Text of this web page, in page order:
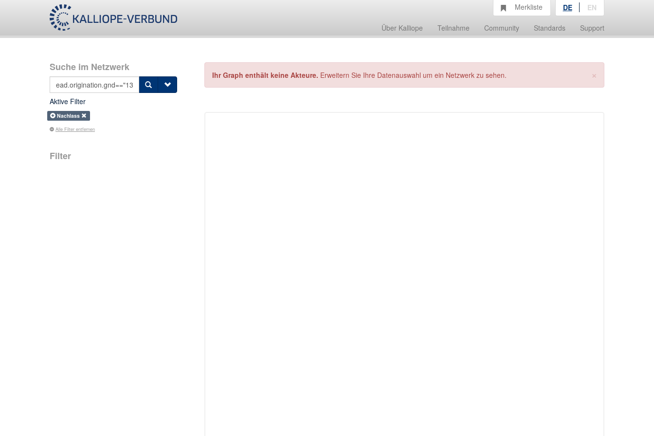
Über Kalliope Teilnahme Community Standards Support
Merkliste DE EN
Suche im Netzwerk
Aktive Filter
Nachlass
Alle Filter entfernen
Filter
×
Ihr Graph enthält keine Akteure. Erweitern Sie Ihre Datenauswahl um ein Netzwerk zu sehen.